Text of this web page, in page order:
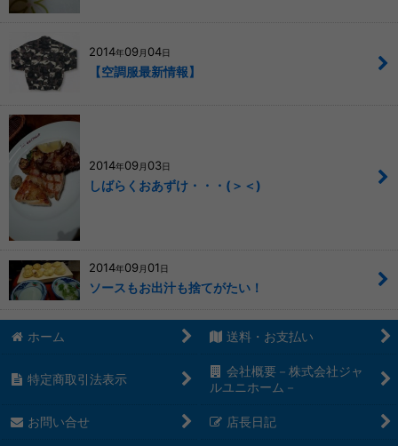
2014年09月 04日
【空調服最新情報】
2014年09月 03日
しばらくおあずけ・・・(＞＜)
2014年09月 01 日
ソースもお出汁も捨てがたい！
ホーム 送料・お支払い
特定商取引法表示
会社概要－株式会社ジャ
ルユニホーム－
お問い合せ 店長日記